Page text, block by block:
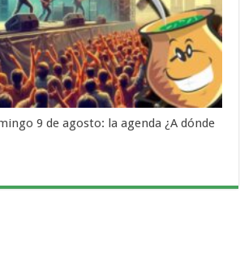
9 de agosto: la agenda ¿A dónde